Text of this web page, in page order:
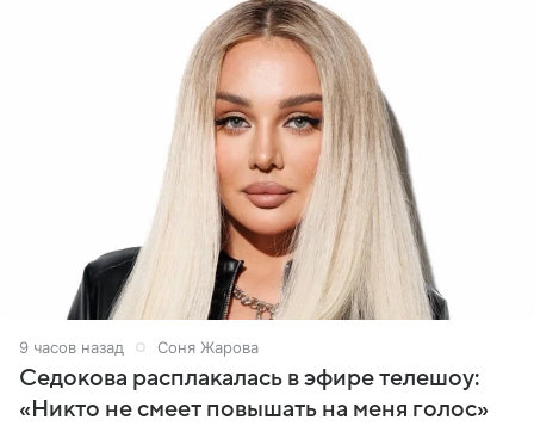
9 часов назад Соня Жарова
Седокова расплакалась в эфире телешоу:
«Никто не смеет повышать на меня голос»